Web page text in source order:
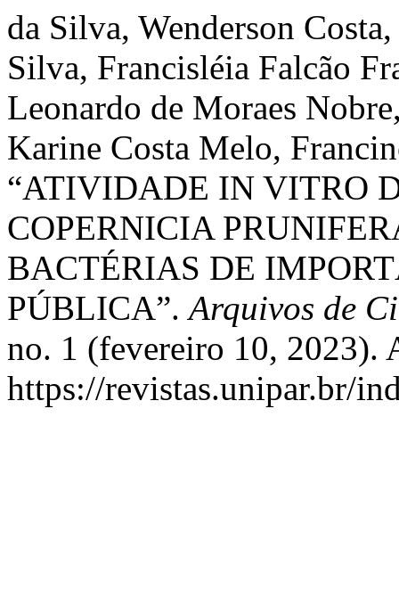
da Silva, Wenderson
Silva, Francisléia Falcão
Leonardo de Moraes
Karine Costa Melo,
“ATIVIDADE IN VITRO
COPERNICIA
BACTÉRIAS DE
PÚBLICA”.Arquivos de
no. 1 (fevereiro 10, 2023).
https://revistas.unipar.br/